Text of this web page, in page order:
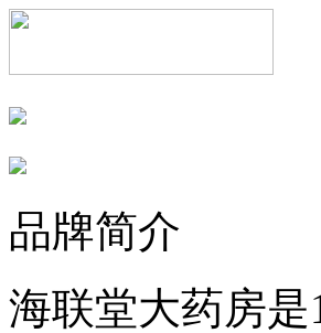
品牌简介
海联堂大药房是